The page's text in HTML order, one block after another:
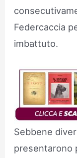
Federcaccia
imbattuto.
Sebbene
presentarono